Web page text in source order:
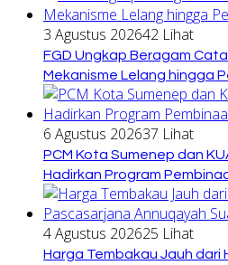
3 Agustus 202642 Lihat
FGD Ungkap Beragam
Mekanisme Lelang hingga
6 Agustus 202637 Lihat
PCM Kota Sumenep dan
Hadirkan Program
4 Agustus 202625 Lihat
Harga Tembakau Jauh dari